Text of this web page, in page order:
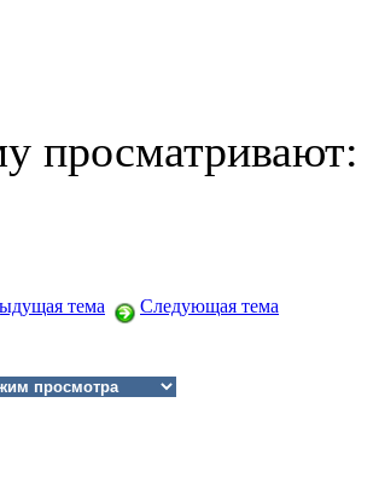
тема Следующая тема